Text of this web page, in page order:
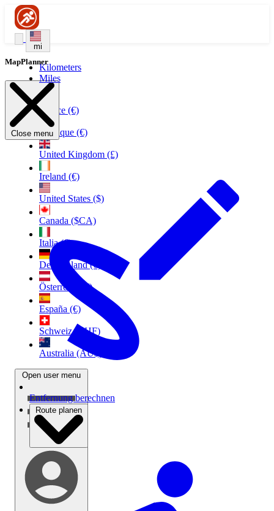
mi
Kilometers
Miles
France (€)
Belgique (€)
United Kingdom (£)
Ireland (€)
United States ($)
Canada ($CA)
Italia (€)
Deutschland (€)
Österreich (€)
España (€)
Schweiz (CHF)
Australia (AU$)
Open user menu
MapPlanner
Close menu
Entfernung berechnen
Route planen